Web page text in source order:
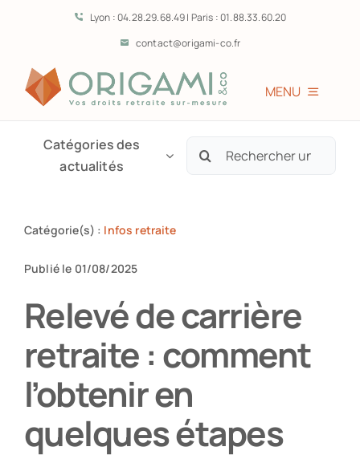
contenu
Lyon : 04.28.29.68.49 | Paris : 01.88.33.60.20
contact@origami-co.fr
MENU
Vous êtes?
Témoignages
Partenaires
Recrutement
Catégories des
actualités
Rechercher:
Catégorie(s) : Infos retraite
Publié le 01/08/2025
Relevé de carrière
retraite : comment
l’obtenir en
quelques étapes